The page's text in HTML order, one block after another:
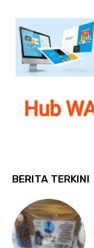
BERITA TERKINI